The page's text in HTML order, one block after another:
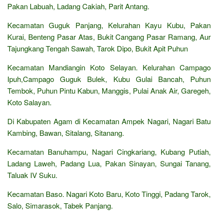
Pakan Labuah, Ladang Cakiah, Parit Antang.
Kecamatan Guguk Panjang, Kelurahan Kayu Kubu, Pakan
Kurai, Benteng Pasar Atas, Bukit Cangang Pasar Ramang, Aur
Tajungkang Tengah Sawah, Tarok Dipo, Bukit Apit Puhun
Kecamatan Mandiangin Koto Selayan. Kelurahan Campago
Ipuh,Campago Guguk Bulek, Kubu Gulai Bancah, Puhun
Tembok, Puhun Pintu Kabun, Manggis, Pulai Anak Air, Garegeh,
Koto Salayan.
Di Kabupaten Agam di Kecamatan Ampek Nagari, Nagari Batu
Kambing, Bawan, Sitalang, Sitanang.
Kecamatan Banuhampu, Nagari Cingkariang, Kubang Putiah,
Ladang Laweh, Padang Lua, Pakan Sinayan, Sungai Tanang,
Taluak IV Suku.
Kecamatan Baso. Nagari Koto Baru, Koto Tinggi, Padang Tarok,
Salo, Simarasok, Tabek Panjang.